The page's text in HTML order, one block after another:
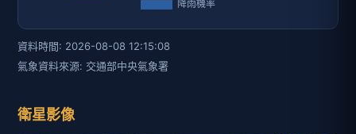
資料時間: 2026-08-08 12:15:08
氣象資料來源: 交通部中央氣象署
衛星影像